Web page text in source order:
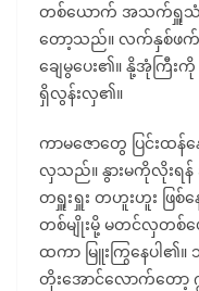
တစ်ယောက် အသက်ရှူသံတွေ
တော့သည်။ လက်နှစ်ဖ
ချေမွပေး၏။ နို့အုံကြီ
ရှိလွန်းလှ၏။
ကာမဇောတွေ ပြင်းထန်
လှသည်။ နွားမကိုလိုးရ
တရှူးရှူး တဟူးဟူး ဖြ
တစ်မျိုးမို့ မတင်လှတစ်
ထကာ မြူးကြွနေပါ၏။
တိုးအောင်လောက်တော့ ဣန္